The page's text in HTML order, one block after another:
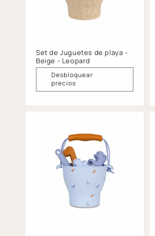
óSet de Juguetes de playa -
Beige - Leopard
Desbloquear
precios